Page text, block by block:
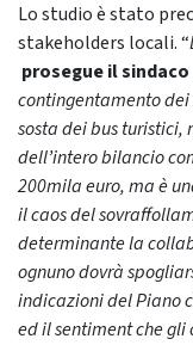
Lo studio è stato
stakeholders locali. “
prosegue il
contingentamento
sosta dei bus turistici,
dell’intero bilancio
200mila euro, ma è
il caos del
determinante la
ognuno dovrà
indicazioni del Piano
ed il sentiment che gli